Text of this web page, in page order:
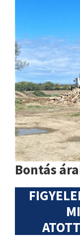
Bontás